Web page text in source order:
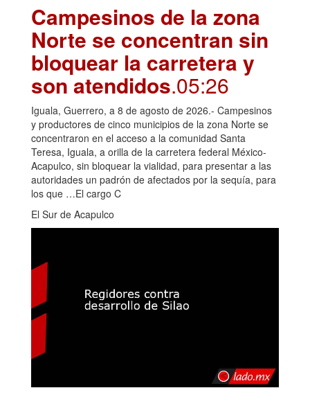
Campesinos de la zona
Norte se concentran sin
bloquear la carretera y
son atendidos.05:26
Iguala, Guerrero, a 8 de agosto de 2026.- Campesinos
y productores de cinco municipios de la zona Norte se
concentraron en el acceso a la comunidad Santa
Teresa, Iguala, a orilla de la carretera federal México-
Acapulco, sin bloquear la vialidad, para presentar a las
autoridades un padrón de afectados por la sequía, para
los que …El cargo C
El Sur de Acapulco